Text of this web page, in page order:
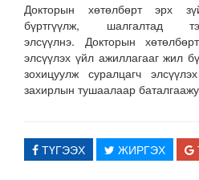
Докторын хөтөлбөрт эрх
бүртгүүлж, шалгалтад
элсүүлнэ. Докторын
элсүүлэх үйл ажиллагааг жил
зохицуулж суралцагч
захирлын тушаалаар
ТҮГЭЭХ ЖИРГЭХ